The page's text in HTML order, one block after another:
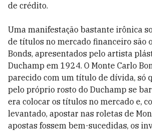
de crédito.
Uma manifestação bastante irônica
de títulos no mercado financeiro são
Bonds, apresentados pelo artista
Duchamp em 1924. O Monte Carlo
parecido com um título de dívida, só
pelo próprio rosto do Duchamp se
era colocar os títulos no mercado e,
levantado, apostar nas roletas de
apostas fossem bem-sucedidas, os